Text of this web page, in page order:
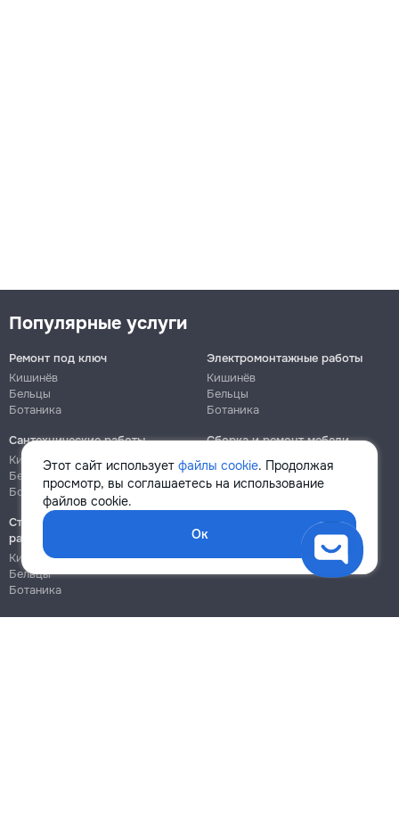
Этот сайт использует файлы cookie. Продолжая
просмотр, вы соглашаетесь на использование
файлов cookie.
Ок
Популярные услуги
Ремонт под ключ
Кишинёв
Бельцы
Ботаника
Электромонтажные работы
Кишинёв
Бельцы
Ботаника
Сантехнические работы
Кишинёв
Бельцы
Ботаника
Сборка и ремонт мебели
Кишинёв
Ботаника
Строительно-монтажные
работы
Кишинёв
Бельцы
Ботаника